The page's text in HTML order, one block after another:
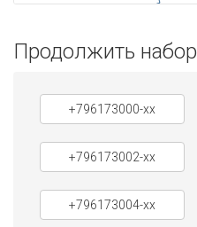
Продолжить набор
+796173000-xx
+796173002-xx
+796173004-xx